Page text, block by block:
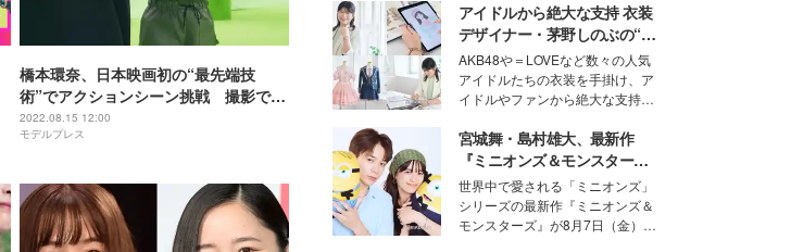
橋本環奈、日本映画初の“最先端技
術”でアクションシーン挑戦 撮影での
苦労も吐露…現場レポート＆メイキン
グカット解禁＜バイオレンスアクショ
2022.08.15 12:00
モデルプレス
ションの完成度を高めるベースと
して、“髪そのものの美しさ”に改
めて注目する人が増えている様
子。今回は、そんな憧れの艶やか
な髪を日常で叶える、美容好きの
女性たちのヘアケア事情を紹介し
ます。
アイドルから絶大な支持 衣装
デザイナー・茅野しのぶの“可
愛い”を作る美学＜「シチズン
クロスシー」インタビュー＞
AKB48や＝LOVEなど数々の人気
アイドルたちの衣装を手掛け、ア
イドルやファンから絶大な支持を
取締役兼クリエイティブディレク
ター・茅野しのぶ。一人ひとりの
個性に寄り添い、魅力を引き出す
衣装作りは、多くの女性たちに勇
気と自信を与え続けている。
宮城舞・島村雄大、最新作
『ミニオンズ＆モンスター
ズ』の魅力熱弁 ハチャメチャ
だけじゃない“友情と絆”に感
動
世界中で愛される「ミニオンズ」
シリーズの最新作『ミニオンズ＆
モンスターズ』が8月7日（金）に